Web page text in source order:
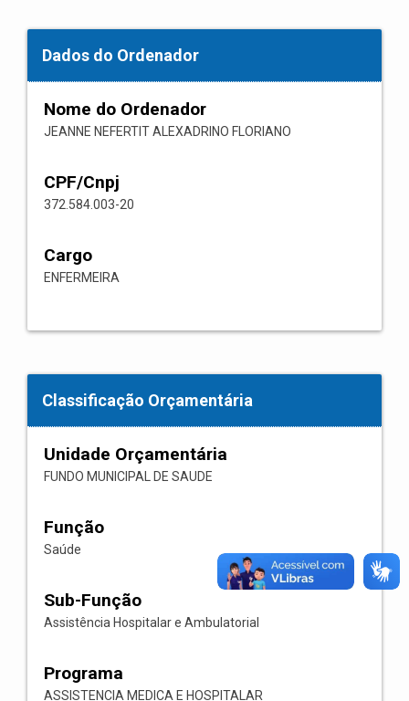
Dados do Ordenador
Nome do Ordenador
JEANNE NEFERTIT ALEXADRINO FLORIANO
CPF/Cnpj
372.584.003-20
Cargo
ENFERMEIRA
Classificação Orçamentária
Unidade Orçamentária
FUNDO MUNICIPAL DE SAUDE
Função
Saúde
Sub-Função
Assistência Hospitalar e Ambulatorial
Programa
ASSISTENCIA MEDICA E HOSPITALAR